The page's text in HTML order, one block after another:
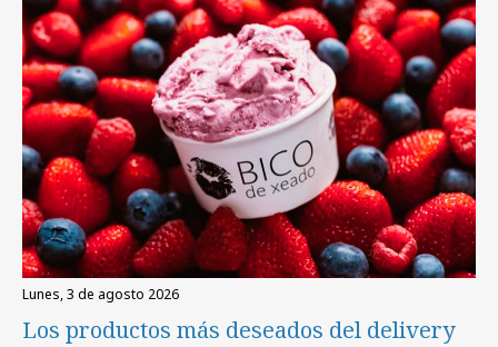
lunes, 3 de agosto 2026
Los productos más deseados del delivery